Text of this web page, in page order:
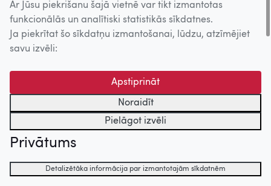
autors
Indrāni (1991)
Īsa pamācība mīlēšanā (1982)
Purva bridējs (1966)
Salna pavasarī (1955)
Indrāni (1928)
Dziesmu teksta
autors
Ar Jūsu piekrišanu šajā vietnē var tikt izmantotas
funkcionālās un analītiski statistikās sīkdatnes.
Ja piekrītat šo sīkdatņu izmantošanai, lūdzu, atzīmējiet
savu izvēli:
Apstiprināt
Noraidīt
Pielāgot izvēli
Privātums
Detalizētāka informācija par izmantotajām sīkdatnēm